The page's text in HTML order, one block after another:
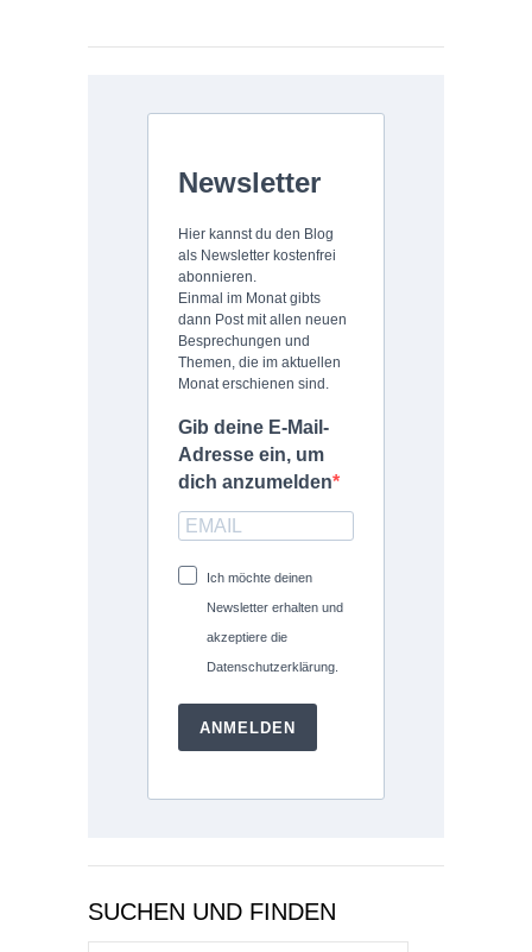
Newsletter
Hier kannst du den Blog
als Newsletter kostenfrei
abonnieren.
Einmal im Monat gibts
dann Post mit allen neuen
Besprechungen und
Themen, die im aktuellen
Monat erschienen sind.
Gib deine E-Mail-
Adresse ein, um
dich anzumelden
Ich möchte deinen
Newsletter erhalten und
akzeptiere die
Datenschutzerklärung.
ANMELDEN
SUCHEN UND FINDEN